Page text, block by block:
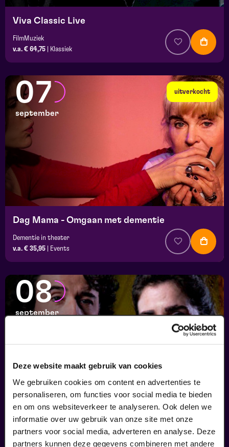
Deze website maakt gebruik van cookies
We gebruiken cookies om content en advertenties te
personaliseren, om functies voor social media te bieden
en om ons websiteverkeer te analyseren. Ook delen we
informatie over uw gebruik van onze site met onze
partners voor social media, adverteren en analyse. Deze
partners kunnen deze gegevens combineren met andere
Viva Classic Live
FilmMuziek
v.a. € 64,75
Klassiek
uitverkocht
07
september
Dag Mama - Omgaan met dementie
Dementie in theater
v.a. € 35,95
Events
08
september
Ons Kind
Psychologie in theater